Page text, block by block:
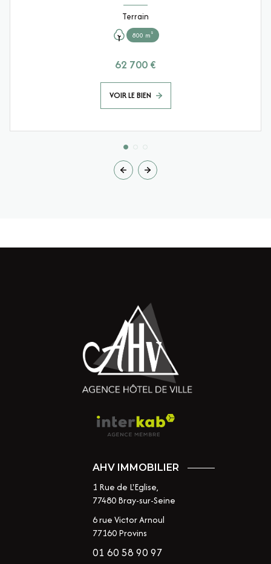
Terrain
800 m²
62 700 €
VOIR LE BIEN
AHV IMMOBILIER
1 Rue de L'Eglise,
77480Bray-sur-Seine
6 rue Victor Arnoul
77160 Provins
01 60 58 90 97